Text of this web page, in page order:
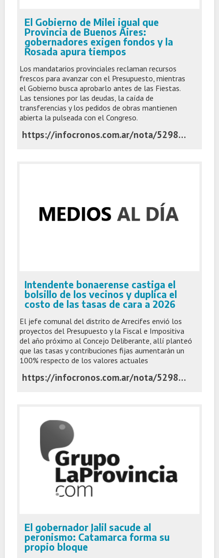
El Gobierno de Milei igual que
Provincia de Buenos Aires:
gobernadores exigen fondos y la
Rosada apura tiempos
Los mandatarios provinciales reclaman recursos
frescos para avanzar con el Presupuesto, mientras
el Gobierno busca aprobarlo antes de las Fiestas.
Las tensiones por las deudas, la caída de
transferencias y los pedidos de obras mantienen
abierta la pulseada con el Congreso.
https://infocronos.com.ar/nota/52985/el-gobierno-de-milei-igual-que-provincia-de-buenos-aires-gobernadores-exigen-fondos-y-la-rosada-apura-tiempos/
Intendente bonaerense castiga el
bolsillo de los vecinos y duplica el
costo de las tasas de cara a 2026
El jefe comunal del distrito de Arrecifes envió los
proyectos del Presupuesto y la Fiscal e Impositiva
del año próximo al Concejo Deliberante, allí planteó
que las tasas y contribuciones fijas aumentarán un
100% respecto de los valores actuales
https://infocronos.com.ar/nota/52989/intendente-bonaerense-castiga-el-bolsillo-de-los-vecinos-y-duplica-el-costo-de-las-tasas-de-cara-a-2026/
El gobernador Jalil sacude al
peronismo: Catamarca forma su
propio bloque